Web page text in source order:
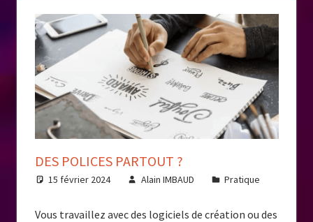
DES POLICES PARTOUT ?
15 février 2024 Alain IMBAUD Pratique
Vous travaillez avec des logiciels de création ou des